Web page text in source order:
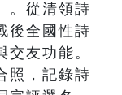
。從清領詩
後全國性詩
交友功能。
照，記錄詩